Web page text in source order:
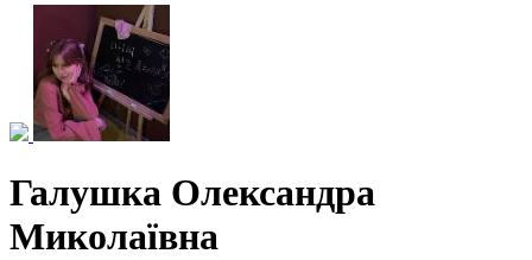
Галушка Олександра
Миколаївна